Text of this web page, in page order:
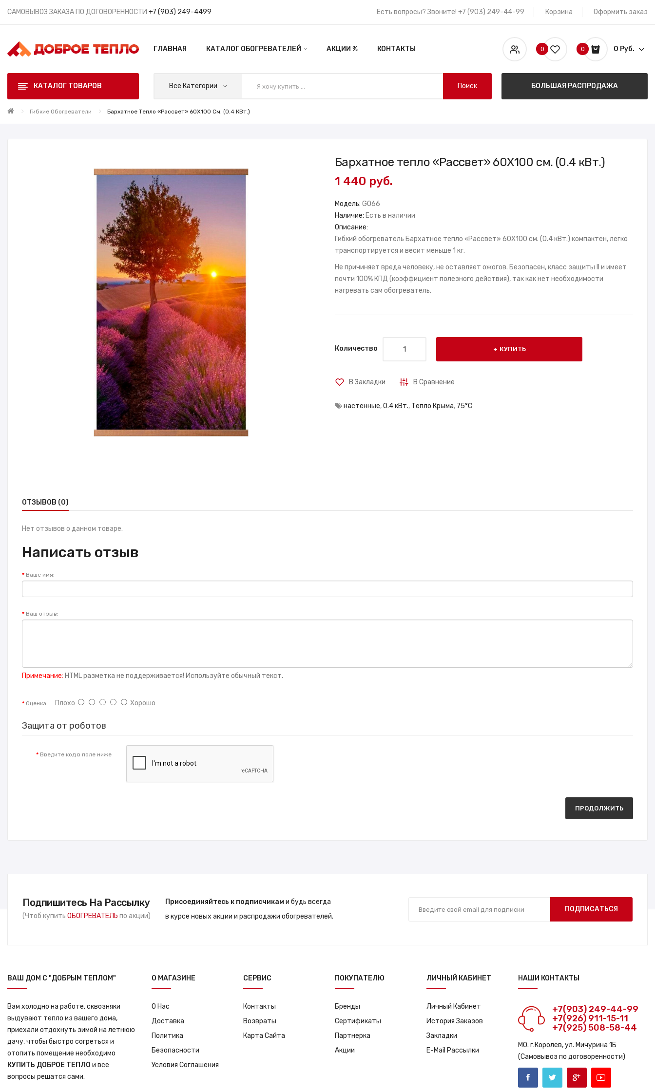
САМОВЫВОЗ ЗАКАЗА ПО ДОГОВОРЕННОСТИ +7 (903) 249-4499 Есть вопросы? Звоните! +7 (903) 249-44-99 Корзина Оформить заказ
ГЛАВНАЯ КАТАЛОГ ОБОГРЕВАТЕЛЕЙ АКЦИИ % КОНТАКТЫ 0 0 0 Руб.
КАТАЛОГ ТОВАРОВ Все Категории Поиск БОЛЬШАЯ РАСПРОДАЖА
Гибкие Обогреватели Бархатное Тепло «Рассвет» 60X100 См. (0.4 КВт.)
Бархатное тепло «Рассвет» 60X100 см. (0.4 кВт.)
1 440 руб.
Модель: GO66
Наличие: Есть в наличии
Описание:
Гибкий обогреватель Бархатное тепло «Рассвет» 60X100 см. (0.4 кВт.) компактен, легко
транспортируется и весит меньше 1 кг.
Не причиняет вреда человеку, не оставляет ожогов. Безопасен, класс защиты II и имеет
почти 100% КПД (коэффициент полезного действия), так как нет необходимости
нагревать сам обогреватель.
Количество КУПИТЬ
В Закладки В Сравнение
настенные,0.4 кВт., Тепло Крыма, 75°С
ОТЗЫВОВ (0)
Нет отзывов о данном товаре.
Написать отзыв
Ваше имя:
Ваш отзыв:
Примечание: HTML разметка не поддерживается! Используйте обычный текст.
Оценка: Плохо Хорошо
Защита от роботов
Введите код в поле ниже
ПРОДОЛЖИТЬ
Подпишитесь На Рассылку
(Чтоб купить ОБОГРЕВАТЕЛЬ по акции)
Присоединяйтесь к подписчикам и будь всегда
в курсе новых акции и распродажи обогревателей.
ПОДПИСАТЬСЯ
ВАШ ДОМ С "ДОБРЫМ ТЕПЛОМ"
Вам холодно на работе, сквозняки
выдувают тепло из вашего дома,
приехали отдохнуть зимой на летнюю
дачу, чтобы быстро согреться и
отопить помещение необходимо
КУПИТЬ ДОБРОЕ ТЕПЛО и все
вопросы решатся сами.
О МАГАЗИНЕ
О Нас
Доставка
Политика
Безопасности
Условия Соглашения
СЕРВИС
Контакты
Возвраты
Карта Сайта
ПОКУПАТЕЛЮ
Бренды
Сертификаты
Партнерка
Акции
ЛИЧНЫЙ КАБИНЕТ
Личный Кабинет
История Заказов
Закладки
E-Mail Рассылки
НАШИ КОНТАКТЫ
+7(903) 249-44-99
+7(926) 911-15-11
+7(925) 508-58-44
МО. г.Королев, ул. Мичурина 1Б
(Самовывоз по договоренности)